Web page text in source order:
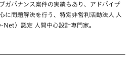
ガバナンス案件の実績もあり、アドバイザ
に問題解決を行う、特定非営利活動法人 人
）認定 人間中心設計専門家。